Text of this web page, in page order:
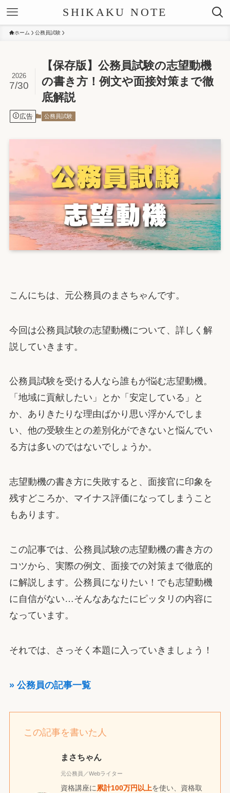
SHIKAKU NOTE
ホーム 公務員試験
【保存版】公務員試験の志望動機
の書き方！例文や面接対策まで徹
底解説
2026
7/30
広告 公務員試験
こんにちは、元公務員のまさちゃんです。
今回は公務員試験の志望動機について、詳しく解
説していきます。
公務員試験を受ける人なら誰もが悩む志望動機。
「地域に貢献したい」とか「安定している」と
か、ありきたりな理由ばかり思い浮かんでしま
い、他の受験生との差別化ができないと悩んでい
る方は多いのではないでしょうか。
志望動機の書き方に失敗すると、面接官に印象を
残すどころか、マイナス評価になってしまうこと
もあります。
この記事では、公務員試験の志望動機の書き方の
コツから、実際の例文、面接での対策まで徹底的
に解説します。公務員になりたい！でも志望動機
に自信がない…そんなあなたにピッタリの内容に
なっています。
それでは、さっそく本題に入っていきましょう！
» 公務員の記事一覧
この記事を書いた人
まさちゃん
元公務員／Webライター
資格講座に累計100万円以上を使い、資格取